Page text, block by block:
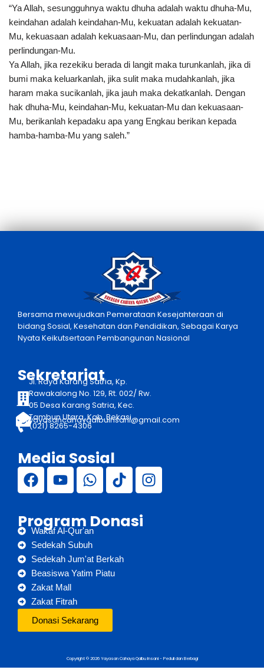
“Ya Allah, sesungguhnya waktu dhuha adalah waktu dhuha-Mu,
keindahan adalah keindahan-Mu, kekuatan adalah kekuatan-
Mu, kekuasaan adalah kekuasaan-Mu, dan perlindungan adalah
perlindungan-Mu.
Ya Allah, jika rezekiku berada di langit maka turunkanlah, jika di
bumi maka keluarkanlah, jika sulit maka mudahkanlah, jika
haram maka sucikanlah, jika jauh maka dekatkanlah. Dengan
hak dhuha-Mu, keindahan-Mu, kekuatan-Mu dan kekuasaan-
Mu, berikanlah kepadaku apa yang Engkau berikan kepada
hamba-hamba-Mu yang saleh.”
Bersama mewujudkan Pemerataan Kesejahteraan di
bidang Sosial, Kesehatan dan Pendidikan, Sebagai Karya
Nyata Keikutsertaan Pembangunan Nasional
Sekretariat
Jl. Raya Karang Satria, Kp.
Rawakalong No. 129, Rt. 002/ Rw.
05 Desa Karang Satria, Kec.
Tambun Utara, Kab. Bekasi
yayasancahayqalbuinsani@gmail.com
(021) 8265-4306
Media Sosial
Program Donasi
Wakaf Al-Qur'an
Sedekah Subuh
Sedekah Jum'at Berkah
Beasiswa Yatim Piatu
Zakat Mall
Zakat Fitrah
Donasi Sekarang
Copyright © 2026 Yayasan Cahaya Qalbu Insani - Peduli dan Berbagi